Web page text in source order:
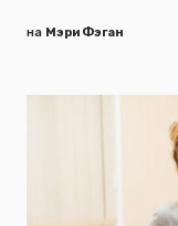
на Мэри Фэган